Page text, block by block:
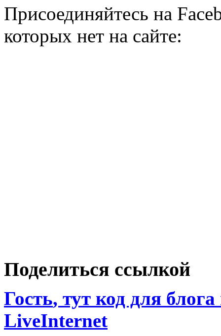
Присоединяйтесь на
которых нет на сайте:
Поделиться ссылкой
Гость, тут код для
LiveInternet